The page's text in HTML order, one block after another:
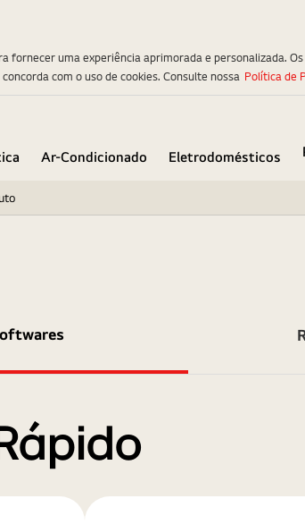
Ar-Condicionado Eletrodomésticos
fornecer uma experiência aprimorada e personalizada.
com o uso de cookies. Consulte nossa Política de